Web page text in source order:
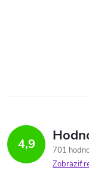
4,9
701
Zobraziť